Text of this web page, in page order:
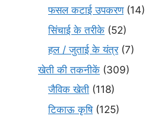
फसल कटाई उपकरण(14)
सिंचाई के तरीके (52)
हल / जुताई के यंत्र(7)
खेती की तकनीकें (309)
जैविक खेती (118)
टिकाऊ कृषि(125)